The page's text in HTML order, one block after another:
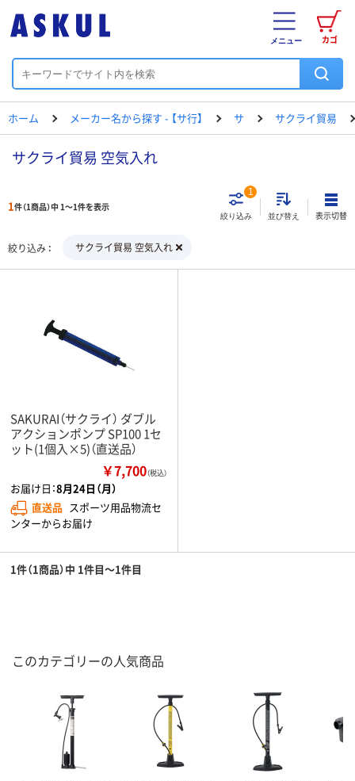
カゴ
メニュー
ホーム メーカー名から探す - 【サ行】 サ サクライ貿易
サクライ貿易 空気入れ
1件（1商品）中 1～1件を表示
絞り込み
1
並び替え 表示切替
絞り込み サクライ貿易 空気入れ
SAKURAI（サクライ） ダブル
アクションポンプ SP100 1セ
ット(1個入×5)（直送品）
￥7,700（税込）
お届け日：8月24日（月）
直送品 スポーツ用品物流セ
ンターからお届け
1件（1商品）中 1件目～1件目
このカテゴリーの人気商品